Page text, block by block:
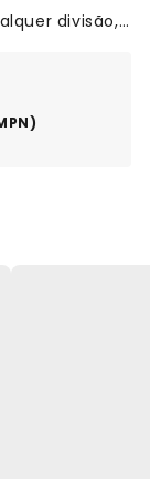
divisão,
mais,
sua casa
Circles